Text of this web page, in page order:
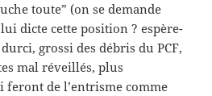
toute” (on se demande
dicte cette position ? espère-
grossi des débris du PCF,
mal réveillés, plus
feront de l’entrisme comme